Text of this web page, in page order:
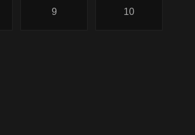
9 10